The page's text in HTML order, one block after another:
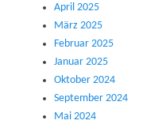
April 2025
März 2025
Februar 2025
Januar 2025
Oktober 2024
September 2024
Mai 2024